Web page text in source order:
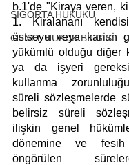
SİGORTA HUKUKU
GENEL HUKUK BİLGİSİ
b.1'de "Kiraya veren,
1. Kiralananı
üstsoyu veya kanun
yükümlü olduğu diğer
ya da işyeri
kullanma
süreli sözleşmelerde
belirsiz süreli
ilişkin genel
dönemine ve
öngörülen